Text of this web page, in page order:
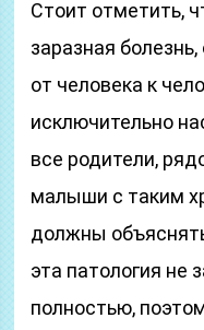
Стоит отметить,
заразная
от человека к
исключительно
все родители,
малыши с таким
должны
эта патология не
полностью,